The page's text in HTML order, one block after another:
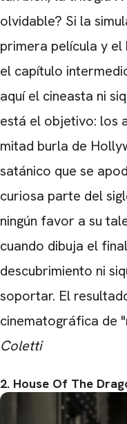
olvidable? Si la
primera película y el
el capítulo
aquí el cineasta ni
está el objetivo: los
mitad burla de
satánico que se
curiosa parte del
ningún favor a su
cuando dibuja el
descubrimiento ni
soportar. El
cinematográfica de
Coletti
2. House Of The